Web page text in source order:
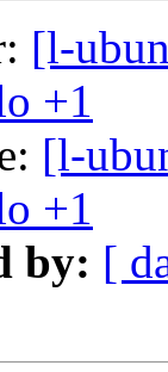
[l-
+1
[l-
+1
by: [